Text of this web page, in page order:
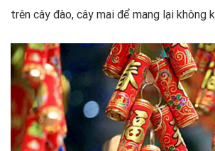
trên cây đào, cây mai để mang lại không